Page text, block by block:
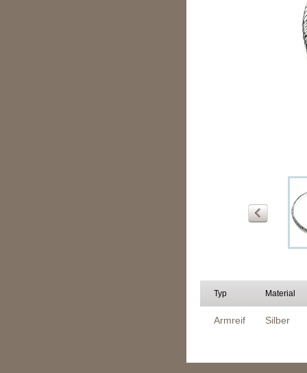
Typ Material
Armreif Silber